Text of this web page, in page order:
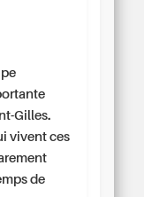
Gilles.
vivent ces
de